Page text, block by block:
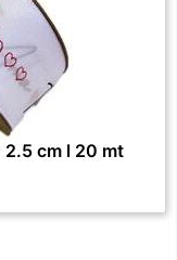
2.5 cm l 20 mt